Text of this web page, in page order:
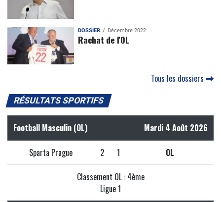
DOSSIER Décembre 2022
Rachat de l'OL
Tous les dossiers
RÉSULTATS SPORTIFS
Football Masculin (OL) Mardi 4 Août 2026
Sparta Prague 2 1 OL
Classement OL : 4ème
Ligue 1